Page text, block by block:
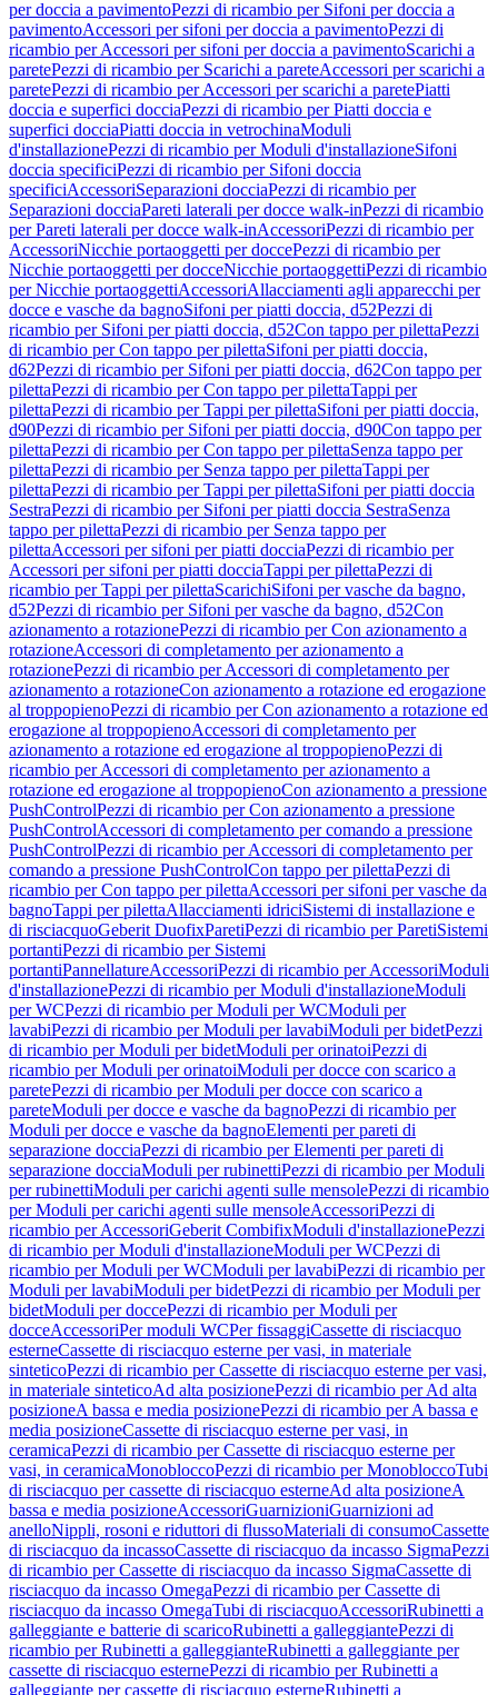
per doccia a pavimentoPezzi di ricambio per Sifoni per doccia a
pavimentoAccessori per sifoni per doccia a pavimentoPezzi di
ricambio per Accessori per sifoni per doccia a pavimentoScarichi a
paretePezzi di ricambio per Scarichi a pareteAccessori per scarichi a
paretePezzi di ricambio per Accessori per scarichi a paretePiatti
doccia e superfici docciaPezzi di ricambio per Piatti doccia e
superfici docciaPiatti doccia in vetrochinaModuli
d'installazionePezzi di ricambio per Moduli d'installazioneSifoni
doccia specificiPezzi di ricambio per Sifoni doccia
specificiAccessoriSeparazioni docciaPezzi di ricambio per
Separazioni docciaPareti laterali per docce walk-inPezzi di ricambio
per Pareti laterali per docce walk-inAccessoriPezzi di ricambio per
AccessoriNicchie portaoggetti per doccePezzi di ricambio per
Nicchie portaoggetti per docceNicchie portaoggettiPezzi di ricambio
per Nicchie portaoggettiAccessoriAllacciamenti agli apparecchi per
docce e vasche da bagnoSifoni per piatti doccia, d52Pezzi di
ricambio per Sifoni per piatti doccia, d52Con tappo per pilettaPezzi
di ricambio per Con tappo per pilettaSifoni per piatti doccia,
d62Pezzi di ricambio per Sifoni per piatti doccia, d62Con tappo per
pilettaPezzi di ricambio per Con tappo per pilettaTappi per
pilettaPezzi di ricambio per Tappi per pilettaSifoni per piatti doccia,
d90Pezzi di ricambio per Sifoni per piatti doccia, d90Con tappo per
pilettaPezzi di ricambio per Con tappo per pilettaSenza tappo per
pilettaPezzi di ricambio per Senza tappo per pilettaTappi per
pilettaPezzi di ricambio per Tappi per pilettaSifoni per piatti doccia
SestraPezzi di ricambio per Sifoni per piatti doccia SestraSenza
tappo per pilettaPezzi di ricambio per Senza tappo per
pilettaAccessori per sifoni per piatti docciaPezzi di ricambio per
Accessori per sifoni per piatti docciaTappi per pilettaPezzi di
ricambio per Tappi per pilettaScarichiSifoni per vasche da bagno,
d52Pezzi di ricambio per Sifoni per vasche da bagno, d52Con
azionamento a rotazionePezzi di ricambio per Con azionamento a
rotazioneAccessori di completamento per azionamento a
rotazionePezzi di ricambio per Accessori di completamento per
azionamento a rotazioneCon azionamento a rotazione ed erogazione
al troppopienoPezzi di ricambio per Con azionamento a rotazione ed
erogazione al troppopienoAccessori di completamento per
azionamento a rotazione ed erogazione al troppopienoPezzi di
ricambio per Accessori di completamento per azionamento a
rotazione ed erogazione al troppopienoCon azionamento a pressione
PushControlPezzi di ricambio per Con azionamento a pressione
PushControlAccessori di completamento per comando a pressione
PushControlPezzi di ricambio per Accessori di completamento per
comando a pressione PushControlCon tappo per pilettaPezzi di
ricambio per Con tappo per pilettaAccessori per sifoni per vasche da
bagnoTappi per pilettaAllacciamenti idriciSistemi di installazione e
di risciacquoGeberit DuofixParetiPezzi di ricambio per ParetiSistemi
portantiPezzi di ricambio per Sistemi
portantiPannellatureAccessoriPezzi di ricambio per AccessoriModuli
d'installazionePezzi di ricambio per Moduli d'installazioneModuli
per WCPezzi di ricambio per Moduli per WCModuli per
lavabiPezzi di ricambio per Moduli per lavabiModuli per bidetPezzi
di ricambio per Moduli per bidetModuli per orinatoiPezzi di
ricambio per Moduli per orinatoiModuli per docce con scarico a
paretePezzi di ricambio per Moduli per docce con scarico a
pareteModuli per docce e vasche da bagnoPezzi di ricambio per
Moduli per docce e vasche da bagnoElementi per pareti di
separazione docciaPezzi di ricambio per Elementi per pareti di
separazione docciaModuli per rubinettiPezzi di ricambio per Moduli
per rubinettiModuli per carichi agenti sulle mensolePezzi di ricambio
per Moduli per carichi agenti sulle mensoleAccessoriPezzi di
ricambio per AccessoriGeberit CombifixModuli d'installazionePezzi
di ricambio per Moduli d'installazioneModuli per WCPezzi di
ricambio per Moduli per WCModuli per lavabiPezzi di ricambio per
Moduli per lavabiModuli per bidetPezzi di ricambio per Moduli per
bidetModuli per doccePezzi di ricambio per Moduli per
docceAccessoriPer moduli WCPer fissaggiCassette di risciacquo
esterneCassette di risciacquo esterne per vasi, in materiale
sinteticoPezzi di ricambio per Cassette di risciacquo esterne per vasi,
in materiale sinteticoAd alta posizionePezzi di ricambio per Ad alta
posizioneA bassa e media posizionePezzi di ricambio per A bassa e
media posizioneCassette di risciacquo esterne per vasi, in
ceramicaPezzi di ricambio per Cassette di risciacquo esterne per
vasi, in ceramicaMonobloccoPezzi di ricambio per MonobloccoTubi
di risciacquo per cassette di risciacquo esterneAd alta posizioneA
bassa e media posizioneAccessoriGuarnizioniGuarnizioni ad
anelloNippli, rosoni e riduttori di flussoMateriali di consumoCassette
di risciacquo da incassoCassette di risciacquo da incasso SigmaPezzi
di ricambio per Cassette di risciacquo da incasso SigmaCassette di
risciacquo da incasso OmegaPezzi di ricambio per Cassette di
risciacquo da incasso OmegaTubi di risciacquoAccessoriRubinetti a
galleggiante e batterie di scaricoRubinetti a galleggiantePezzi di
ricambio per Rubinetti a galleggianteRubinetti a galleggiante per
cassette di risciacquo esternePezzi di ricambio per Rubinetti a
galleggiante per cassette di risciacquo esterneRubinetti a